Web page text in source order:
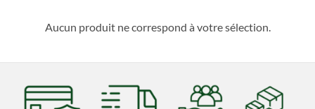
Aucun produit ne correspond à votre sélection.